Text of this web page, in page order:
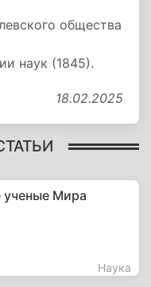
общества
наук (1845).
18.02.2025
ученые Мира
Наука